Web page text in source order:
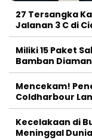
27 Tersangka
Jalanan 3 C di
Miliki 15 Paket
Bamban
Mencekam!
Coldharbour
Kecelakaan di
Meninggal